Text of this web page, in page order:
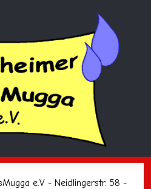
e.V - Neidlingerstr. 58 -